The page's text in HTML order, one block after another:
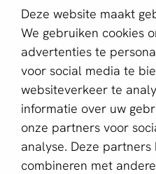
Deze website maakt
We gebruiken cookies
advertenties te
voor social media te
websiteverkeer te
informatie over uw
onze partners voor
analyse. Deze
combineren met
Contact
Over ons
Partner worden
Schrijf je in voor de
E-mailadres *